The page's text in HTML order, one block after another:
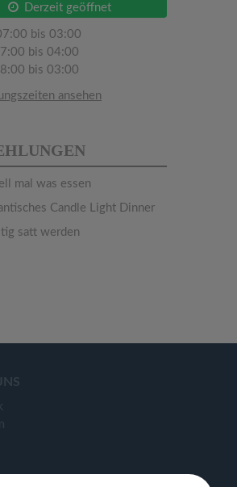
Derzeit geöffnet
bis 03:00
bis 04:00
bis 03:00
ansehen
mal was essen
Candle Light Dinner
satt werden